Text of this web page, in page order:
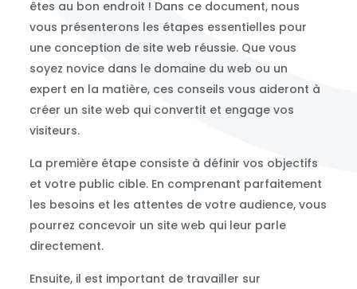
êtes au bon endroit ! Dans ce document, nous
vous présenterons les étapes essentielles pour
une conception de site web réussie. Que vous
soyez novice dans le domaine du web ou un
expert en la matière, ces conseils vous aideront à
créer un site web qui convertit et engage vos
visiteurs.
La première étape consiste à définir vos objectifs
et votre public cible. En comprenant parfaitement
les besoins et les attentes de votre audience, vous
pourrez concevoir un site web qui leur parle
directement.
Ensuite, il est important de travailler sur